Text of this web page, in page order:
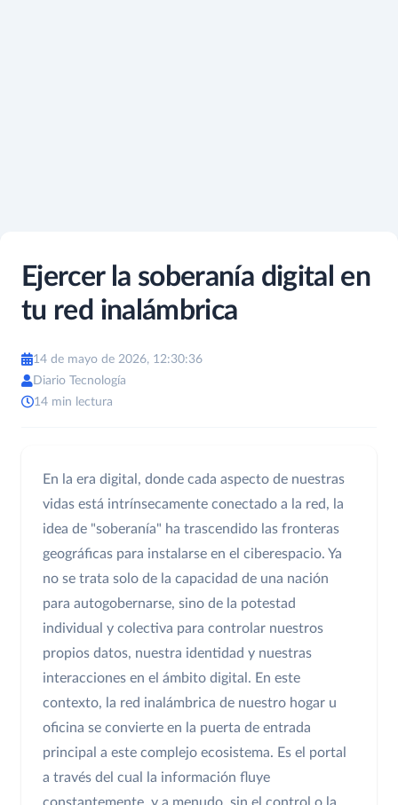
Ejercer la soberanía digital en
tu red inalámbrica
14 de mayo de 2026, 12:30:36
Diario Tecnología
14 min lectura
En la era digital, donde cada aspecto de nuestras
vidas está intrínsecamente conectado a la red, la
idea de "soberanía" ha trascendido las fronteras
geográficas para instalarse en el ciberespacio. Ya
no se trata solo de la capacidad de una nación
para autogobernarse, sino de la potestad
individual y colectiva para controlar nuestros
propios datos, nuestra identidad y nuestras
interacciones en el ámbito digital. En este
contexto, la red inalámbrica de nuestro hogar u
oficina se convierte en la puerta de entrada
principal a este complejo ecosistema. Es el portal
a través del cual la información fluye